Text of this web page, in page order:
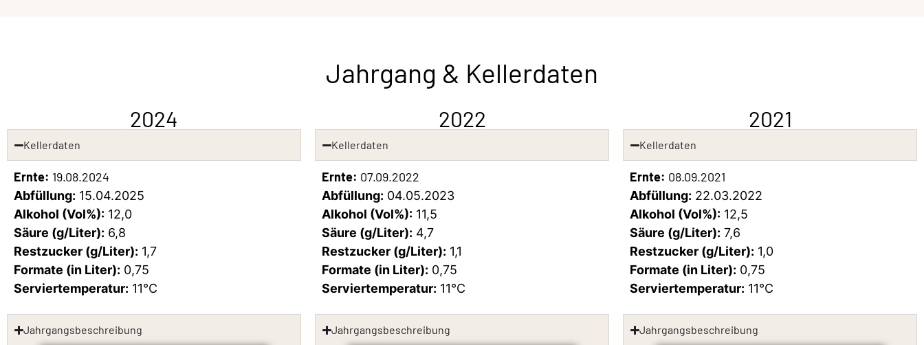
Jahrgang & Kellerdaten
2024
Kellerdaten
Ernte: 19.08.2024
Abfüllung: 15.04.2025
Alkohol (Vol%): 12,0
Säure (g/Liter): 6,8
Restzucker (g/Liter): 1,7
Formate (in Liter): 0,75
Serviertemperatur: 11°C
Jahrgangsbeschreibung
2022
Kellerdaten
Ernte: 07.09.2022
Abfüllung: 04.05.2023
Alkohol (Vol%): 11,5
Säure (g/Liter): 4,7
Restzucker (g/Liter): 1,1
Formate (in Liter): 0,75
Serviertemperatur: 11°C
Jahrgangsbeschreibung
2021
Kellerdaten
Ernte: 08.09.2021
Abfüllung: 22.03.2022
Alkohol (Vol%): 12,5
Säure (g/Liter): 7,6
Restzucker (g/Liter): 1,0
Formate (in Liter): 0,75
Serviertemperatur: 11°C
Jahrgangsbeschreibung